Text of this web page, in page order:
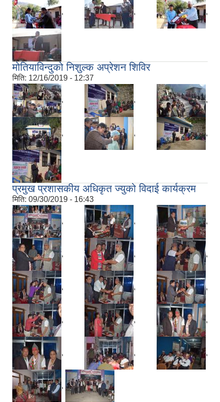
, , ,
मोतियाविन्दुको निशुल्क अप्रेशन शिविर
मिति: 12/16/2019 - 12:37
, , ,
, , ,
प्रमुख प्रशासकीय अधिकृत ज्युको विदाई कार्यक्रम
मिति: 09/30/2019 - 16:43
, , ,
, , ,
, , ,
, , ,
, , ,
,